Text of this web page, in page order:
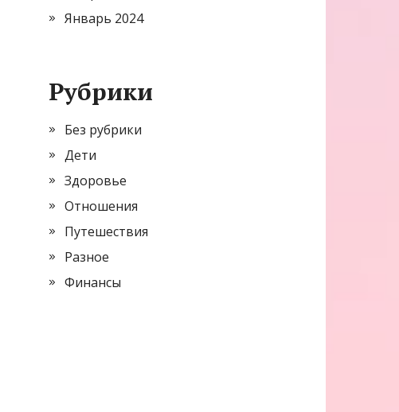
Январь 2024
Рубрики
Без рубрики
Дети
Здоровье
Отношения
Путешествия
Разное
Финансы